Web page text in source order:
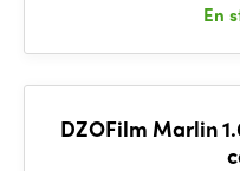
En
DZOFilm Marlin